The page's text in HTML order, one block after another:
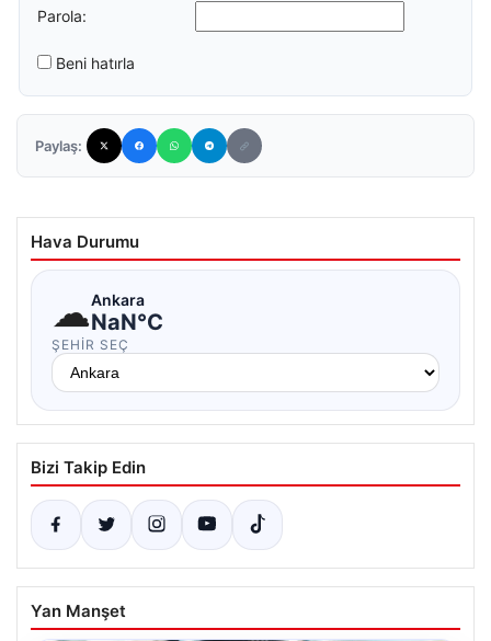
Parola:
Beni hatırla
Paylaş:
Hava Durumu
☁Ankara
NaN°C
ŞEHIR SEÇ
Bizi Takip Edin
Yan Manşet